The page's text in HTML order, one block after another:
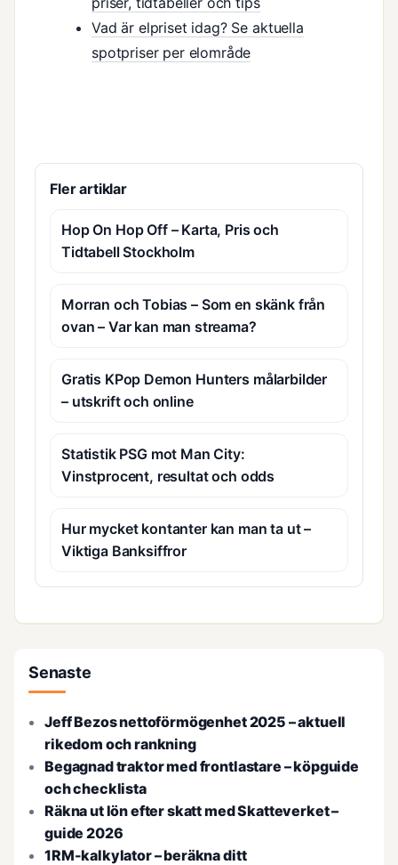
Vad är elpriset idag? Se aktuella
spotpriser per elområde
Fler artiklar
Hop On Hop Off – Karta, Pris och
Tidtabell Stockholm
Morran och Tobias – Som en skänk från
ovan – Var kan man streama?
Gratis KPop Demon Hunters målarbilder
– utskrift och online
Statistik PSG mot Man City:
Vinstprocent, resultat och odds
Hur mycket kontanter kan man ta ut –
Viktiga Banksiffror
Senaste
Jeff Bezos nettoförmögenhet 2025 – aktuell
rikedom och rankning
Begagnad traktor med frontlastare – köpguide
och checklista
Räkna ut lön efter skatt med Skatteverket –
guide 2026
1RM-kalkylator – beräkna ditt